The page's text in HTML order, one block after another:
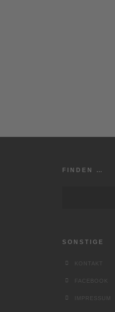
FINDEN …
SONSTIGE
KONTAKT
FACEBOOK
IMPRESSUM